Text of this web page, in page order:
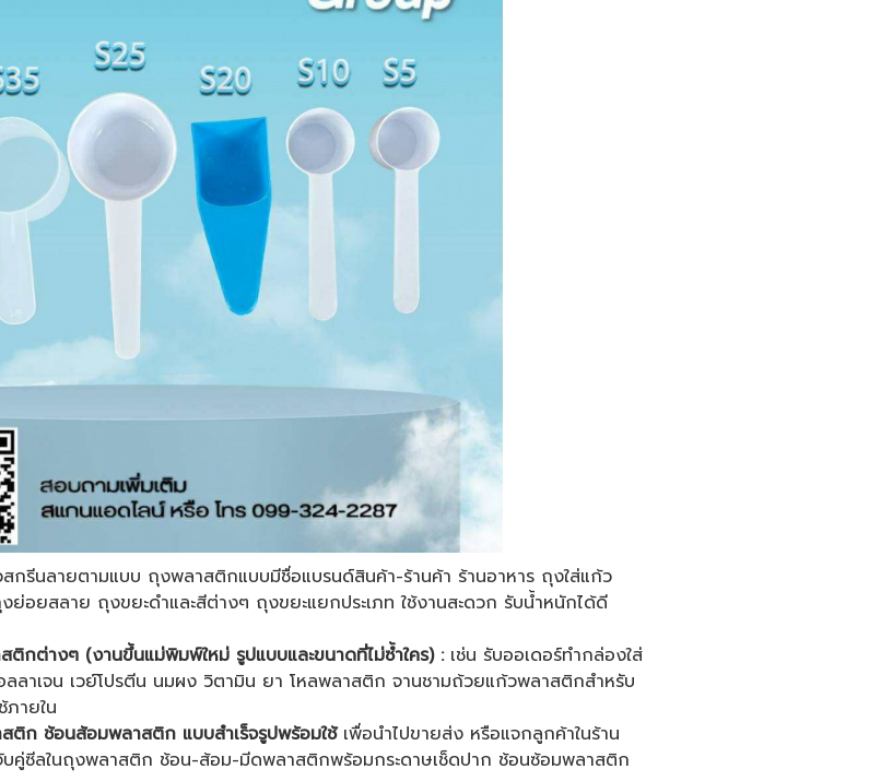
กรีนลายตามแบบ ถุงพลาสติกแบบมีชื่อแบรนด์สินค้า-ร้านค้า ร้านอาหาร ถุงใส่แก้ว
ยสลาย ถุงขยะดำและสีต่างๆ ถุงขยะแยกประเภท ใช้งานสะดวก รับน้ำหนักได้ดี
กต่างๆ (งานขึ้นแม่พิมพ์ใหม่ รูปแบบและขนาดที่ไม่ซ้ำใคร) : เช่น รับออเดอร์ทำกล่องใส่
ลาเจน เวย์โปรตีน นมผง วิตามิน ยา โหลพลาสติก จานชามถ้วยแก้วพลาสติกสำหรับ
ภายใน
ติก ช้อนส้อมพลาสติก แบบสำเร็จรูปพร้อมใช้เพื่อนำไปขายส่ง หรือแจกลูกค้าในร้าน
บคู่ซีลในถุงพลาสติก ช้อน-ส้อม-มีดพลาสติกพร้อมกระดาษเช็ดปาก ช้อนซ้อมพลาสติก